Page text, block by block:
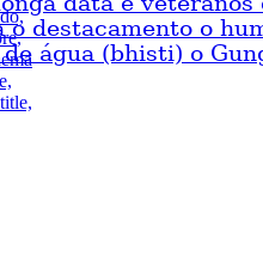
o destacamento o
água (bhisti) o